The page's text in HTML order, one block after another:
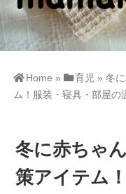
Home » 育児 »冬
ム！服装・寝具・部屋の
冬に赤ちゃ
策アイテム